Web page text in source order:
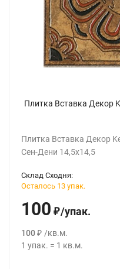
Плитка Вставка Декор
Сен-Дени 14,5х14,5
Склад Сходня:
Осталось 13 упак.
100 ₽/упак.
100 ₽ /кв.м.
1 упак. = 1 кв.м.